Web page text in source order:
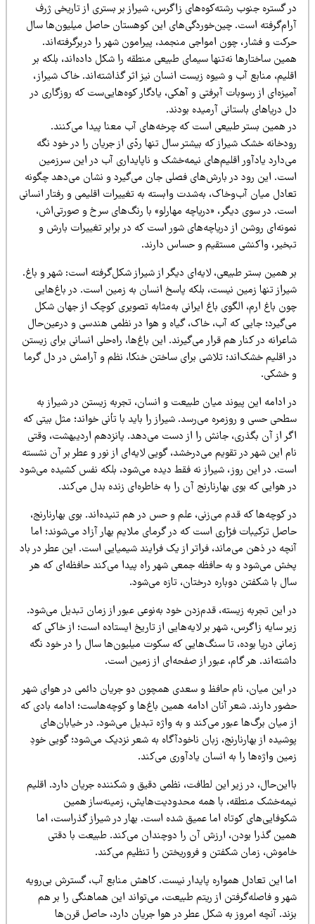
گستره جنوب رشته‌کوه‌های زاگرس، شیراز بر بستری از تاریخی ژرف
است. چین‌خوردگی‌های این کوهستان حاصل میلیون‌ها سال
و فشار، چون امواجی منجمد، پیرامون شهر را دربرگرفته‌اند.
ساختارها نه‌تنها سیمای طبیعی منطقه را شکل داده‌اند، بلکه بر
منابع آب و شیوه زیست انسان نیز اثر گذاشته‌اند. خاک شیراز،
از رسوبات آبرفتی و آهکی، یادگار کوه‌هایی‌ست که روزگاری در
دریاهای باستانی آرمیده بودند.
همین بستر طبیعی است که چرخه‌های آب معنا پیدا می‌کنند.
خشک شیراز که بیشتر سال تنها ردّی از جریان را در خود نگه
یادآور اقلیم‌های نیمه‌خشک و ناپایداری آب در این سرزمین
این رود در بارش‌های فصلی جان می‌گیرد و نشان می‌دهد چگونه
میان آب‌وخاک، به‌شدت وابسته به تغییرات اقلیمی و رفتار انسانی
در سوی دیگر، «دریاچه مهارلو» با رنگ‌های سرخ و صورتی‌اش،
روشن از دریاچه‌های شور است که در برابر تغییرات بارش و
واکنشی مستقیم و حساس دارند.
همین بستر طبیعی، لایه‌ای دیگر از شیراز شکل‌گرفته است: شهر و باغ.
تنها زمین نیست، بلکه پاسخ انسان به زمین است. در باغ‌هایی
باغ ارم، الگوی باغ ایرانی به‌مثابه تصویری کوچک از جهان شکل
جایی که آب، خاک، گیاه و هوا در نظمی هندسی و درعین‌حال
در کنار هم قرار می‌گیرند. این باغ‌ها، راه‌حلی انسانی برای زیستن
اقلیم خشک‌اند؛ تلاشی برای ساختن خنکا، نظم و آرامش در دل گرما
خشکی.
ادامه این پیوند میان طبیعت و انسان، تجربه زیستن در شیراز به
حسی و روزمره می‌رسد. شیراز را باید با تأنی خواند؛ مثل بیتی که
از آن بگذری، جانش را از دست می‌دهد. پانزدهم اردیبهشت، وقتی
این شهر در تقویم می‌درخشد، گویی لایه‌ای از نور و عطر بر آن نشسته
در این روز، شیراز نه فقط دیده می‌شود، بلکه نفس کشیده می‌شود
هوایی که بوی بهارنارنج آن را به خاطره‌ای زنده بدل می‌کند.
کوچه‌ها که قدم می‌زنی، علم و حس در هم تنیده‌اند. بوی بهارنارنج،
ترکیبات فرّاری است که در گرمای ملایم بهار آزاد می‌شوند؛ اما
در ذهن می‌ماند، فراتر از یک فرایند شیمیایی است. این عطر در باد
می‌شود و به حافظه جمعی شهر راه پیدا می‌کند حافظه‌ای که هر
با شکفتن دوباره درختان، تازه می‌شود.
این تجربه زیسته، قدم‌زدن خود به‌نوعی عبور از زمان تبدیل می‌شود.
سایه زاگرس، شهر بر لایه‌هایی از تاریخ ایستاده است؛ از خاکی که
دریا بوده، تا سنگ‌هایی که سکوت میلیون‌ها سال را در خود نگه
هر گام، عبور از صفحه‌ای از زمین است.
این میان، نام حافظ و سعدی همچون دو جریان دائمی در هوای شهر
دارند. شعر آنان ادامه همین باغ‌ها و کوچه‌هاست؛ ادامه بادی که
میان برگ‌ها عبور می‌کند و به واژه تبدیل می‌شود. در خیابان‌های
از بهارنارنج، زبان ناخودآگاه به شعر نزدیک می‌شود؛ گویی خودِ
واژه‌ها را به انسان یادآوری می‌کند.
در زیر این لطافت، نظمی دقیق و شکننده جریان دارد. اقلیم
منطقه، با همه محدودیت‌هایش، زمینه‌ساز همین
کوتاه اما عمیق شده است. بهار در شیراز گذراست، اما
گذرا بودن، ارزش آن را دوچندان می‌کند. طبیعت با دقتی
زمان شکفتن و فروریختن را تنظیم می‌کند.
این تعادل همواره پایدار نیست. کاهش منابع آب، گسترش بی‌رویه
و فاصله‌گرفتن از ریتم طبیعت، می‌تواند این هماهنگی را بر هم
آنچه امروز به شکل عطر در هوا جریان دارد، حاصل قرن‌ها